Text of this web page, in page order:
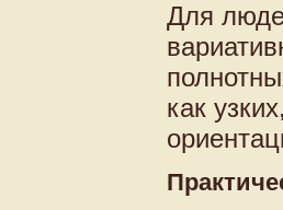
Для
как